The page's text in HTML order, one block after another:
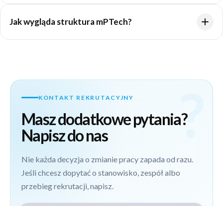
aplikujesz. Szczegółowe informacje o zespole, jego strukturze
Jak wygląda struktura mPTech?
ma własną strukturę i zespoły specjalistów, które ściśle ze
sobą współpracują. Szczegóły dotyczące działu i zespołu, do
KONTAKT REKRUTACYJNY
Masz dodatkowe pytania?
Napisz do nas
Nie każda decyzja o zmianie pracy zapada od razu.
Jeśli chcesz dopytać o stanowisko, zespół albo
przebieg rekrutacji, napisz.